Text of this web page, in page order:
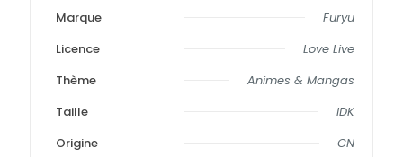
Marque
Furyu
Licence
Love Live
Thème
Animes & Mangas
Taille
IDK
Origine
CN